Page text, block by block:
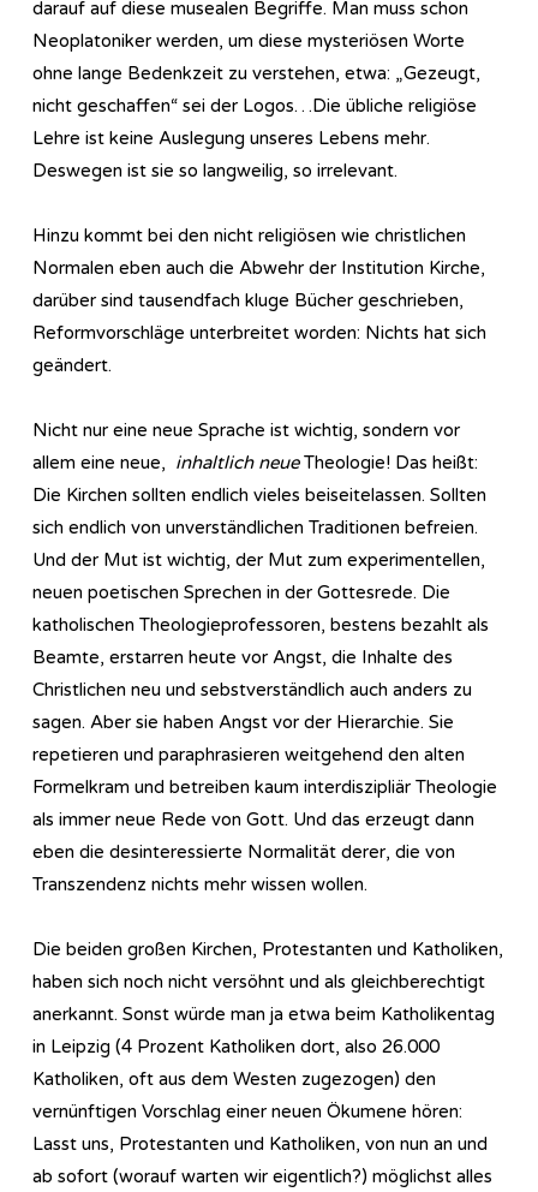
darauf auf diese musealen Begriffe. Man muss schon
Neoplatoniker werden, um diese mysteriösen Worte
ohne lange Bedenkzeit zu verstehen, etwa: „Gezeugt,
nicht geschaffen“ sei der Logos…Die übliche religiöse
Lehre ist keine Auslegung unseres Lebens mehr.
Deswegen ist sie so langweilig, so irrelevant.
Hinzu kommt bei den nicht religiösen wie christlichen
Normalen eben auch die Abwehr der Institution Kirche,
darüber sind tausendfach kluge Bücher geschrieben,
Reformvorschläge unterbreitet worden: Nichts hat sich
geändert.
Nicht nur eine neue Sprache ist wichtig, sondern vor
allem eine neue, inhaltlich neueTheologie! Das heißt:
Die Kirchen sollten endlich vieles beiseitelassen. Sollten
sich endlich von unverständlichen Traditionen befreien.
Und der Mut ist wichtig, der Mut zum experimentellen,
neuen poetischen Sprechen in der Gottesrede. Die
katholischen Theologieprofessoren, bestens bezahlt als
Beamte, erstarren heute vor Angst, die Inhalte des
Christlichen neu und sebstverständlich auch anders zu
sagen. Aber sie haben Angst vor der Hierarchie. Sie
repetieren und paraphrasieren weitgehend den alten
Formelkram und betreiben kaum interdiszipliär Theologie
als immer neue Rede von Gott. Und das erzeugt dann
eben die desinteressierte Normalität derer, die von
Transzendenz nichts mehr wissen wollen.
Die beiden großen Kirchen, Protestanten und Katholiken,
haben sich noch nicht versöhnt und als gleichberechtigt
anerkannt. Sonst würde man ja etwa beim Katholikentag
in Leipzig (4 Prozent Katholiken dort, also 26.000
Katholiken, oft aus dem Westen zugezogen) den
vernünftigen Vorschlag einer neuen Ökumene hören:
Lasst uns, Protestanten und Katholiken, von nun an und
ab sofort (worauf warten wir eigentlich?) möglichst alles